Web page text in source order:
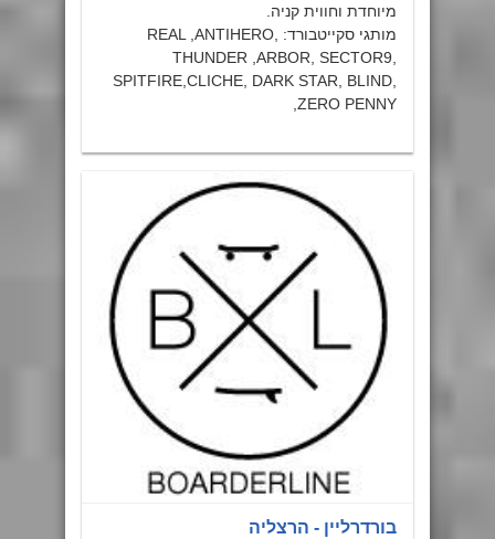
מיוחדת וחווית קניה.
מותגי סקייטבורד: REAL ,ANTIHERO,
THUNDER ,ARBOR, SECTOR9,
SPITFIRE,CLICHE, DARK STAR, BLIND,
ZERO PENNY,
בורדרליין - הרצליה